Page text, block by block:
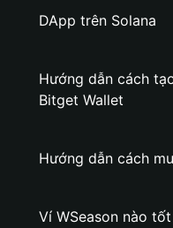
DApp trên Solana
Hướng dẫn cách
Bitget Wallet
Hướng dẫn cách
Ví WSeason nào